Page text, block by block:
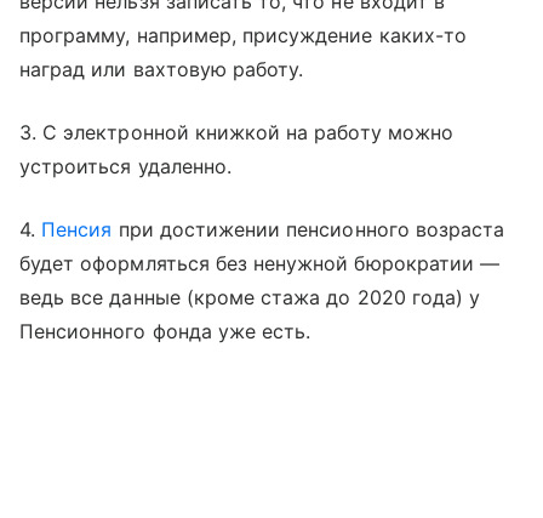
программу, например, присуждение каких-то
наград или вахтовую работу.
3. С электронной книжкой на работу можно
устроиться удаленно.
4. Пенсия при достижении пенсионного возраста
будет оформляться без ненужной бюрократии —
ведь все данные (кроме стажа до 2020 года) у
Пенсионного фонда уже есть.